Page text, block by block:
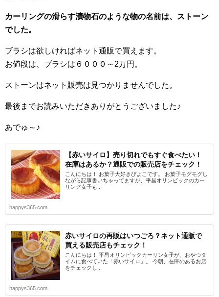
カーリングの滑らす漬物石のような物の名前は、ストーン
でした。
ブラシは欲しければネット通販で買えます。
お値段は、ブラシは６０００～2万円。
ストーンはネット販売は見つかりませんでした。
最後までお読みいただきありがとうございました♪
あでゅ～♪
【赤いサイロ】売り切れでもすぐ食べたい！
在庫はあるか？通販での販売店をチェック！
こんにちは！ お菓子大好きぴよこです。 お菓子モグモグし
ながら記事書いちゃってますが、平昌オリンピックのカー
リング女子も...
happys365.com
赤いサイロの再販はいつごろ？ネット通販で
買える販売店もチェック！
こんにちは！ 平昌オリンピックカーリン女子が、おやつタ
イムに食べていた「赤いサイロ」。 今朝、在庫のあるお店
をチェックし...
happys365.com